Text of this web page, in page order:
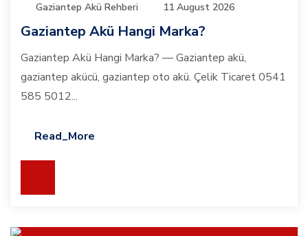
Gaziantep Akü Rehberi 11 August 2026
Gaziantep Akü Hangi Marka?
Gaziantep Akü Hangi Marka? — Gaziantep akü,
gaziantep akücü, gaziantep oto akü. Çelik Ticaret 0541
585 5012...
Read_More